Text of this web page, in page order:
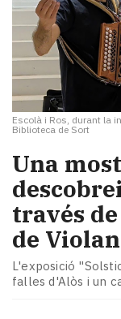
Escolà i Ros, durant la
Biblioteca de Sort
Una
través
de
L'exposició
falles d'Alòs i un